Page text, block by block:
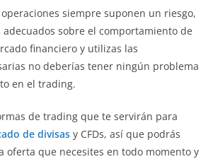
siempre suponen un riesgo,
adecuados sobre el comportamiento de
financiero y utilizas las
no deberías tener ningún problema
en el trading.
de trading que te servirán para
de divisas y CFDs, así que podrás
oferta que necesites en todo momento y